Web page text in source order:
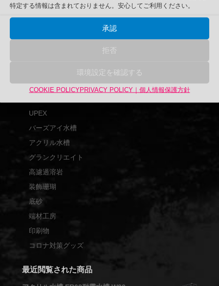
特定する情報は含まれておりません。安心してご利用ください。
承認
拒否
環境設定を確認する
COOKIE POLICYPRIVACY POLICY｜個人情報保護方針
アップサイクル品
UPEX
バーズアイ水槽
アクリル水槽
グランクリエイト
高濾過溶岩
装飾珊瑚
底砂
端材工房
印刷物
コロナ対策グッズ
最近閲覧された商品